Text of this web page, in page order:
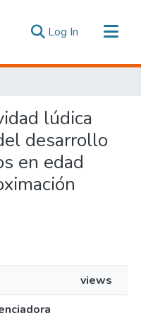
Log In (current)
lúdica
desarrollo
en edad
views